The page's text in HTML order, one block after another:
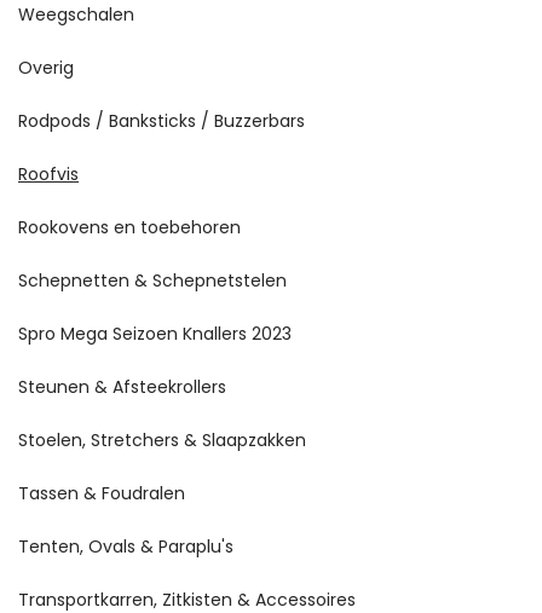
Weegschalen
Overig
Rodpods / Banksticks / Buzzerbars
Roofvis
Rookovens en toebehoren
Schepnetten & Schepnetstelen
Spro Mega Seizoen Knallers 2023
Steunen & Afsteekrollers
Stoelen, Stretchers & Slaapzakken
Tassen & Foudralen
Tenten, Ovals & Paraplu's
Transportkarren, Zitkisten & Accessoires